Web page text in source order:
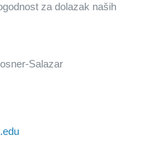
za dolazak naših
Salazar